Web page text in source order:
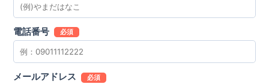
電話番号 必須
メールアドレス 必須